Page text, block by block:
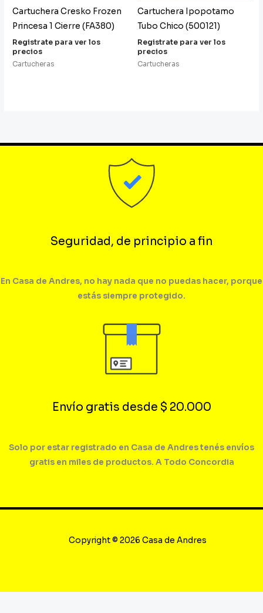
Cartuchera Cresko Frozen
Princesa 1 Cierre (FA380)
Registrate para ver los
precios
Cartucheras
Cartuchera Ipopotamo
Tubo Chico (500121)
Registrate para ver los
precios
Cartucheras
Seguridad, de principio a fin
En Casa de Andres, no hay nada que no puedas hacer, porque
estás siempre protegido.
Envío gratis desde $ 20.000
Solo por estar registrado en Casa de Andres tenés envíos
gratis en miles de productos. A Todo Concordia
Copyright © 2026 Casa de Andres